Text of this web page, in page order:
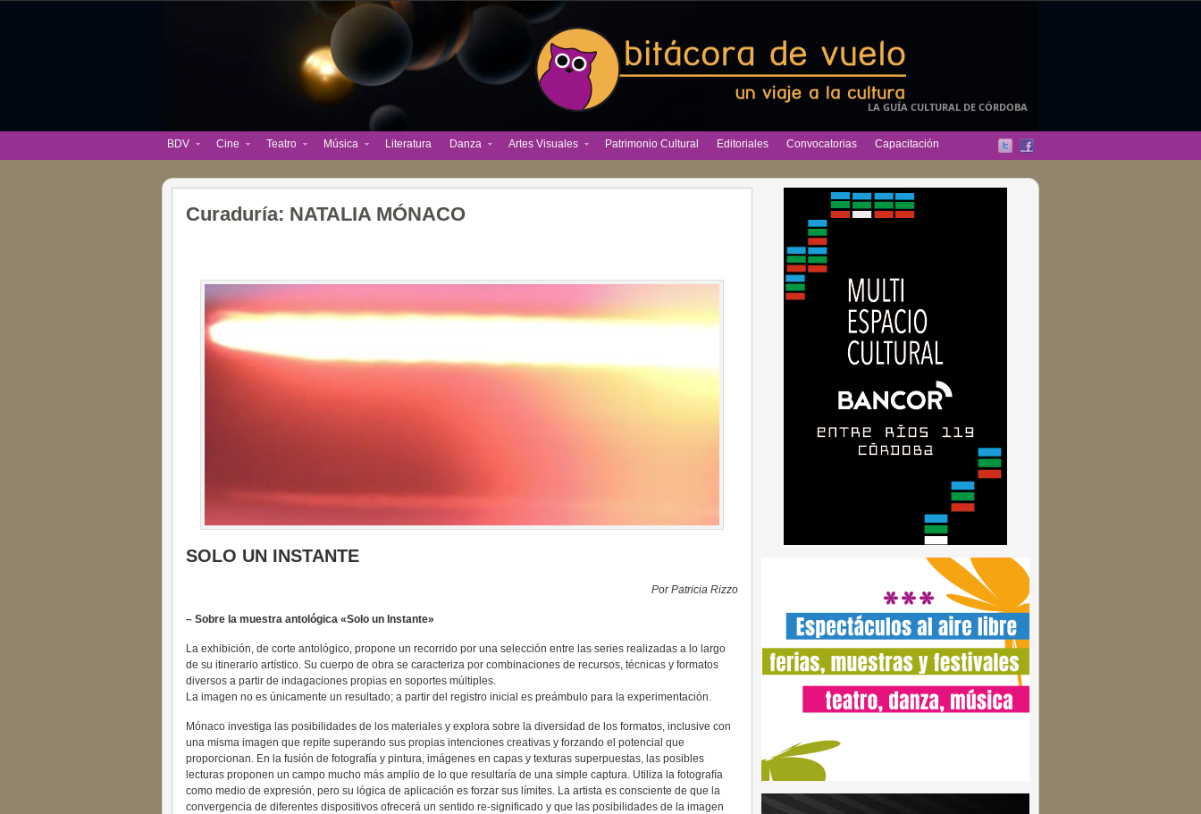
LA GUÍA CULTURAL DE CÓRDOBA
BDV Cine Teatro Música Literatura Danza Artes Visuales Patrimonio Cultural Editoriales Convocatorias Capacitación
Curaduría: NATALIA MÓNACO
SOLO UN INSTANTE
Por Patricia Rizzo
– Sobre la muestra antológica «Solo un Instante»
La exhibición, de corte antológico, propone un recorrido por una selección entre las series realizadas a lo largo
de su itinerario artístico. Su cuerpo de obra se caracteriza por combinaciones de recursos, técnicas y formatos
diversos a partir de indagaciones propias en soportes múltiples.
La imagen no es únicamente un resultado; a partir del registro inicial es preámbulo para la experimentación.
Mónaco investiga las posibilidades de los materiales y explora sobre la diversidad de los formatos, inclusive con
una misma imagen que repite superando sus propias intenciones creativas y forzando el potencial que
proporcionan. En la fusión de fotografía y pintura, imágenes en capas y texturas superpuestas, las posibles
lecturas proponen un campo mucho más amplio de lo que resultaría de una simple captura. Utiliza la fotografía
como medio de expresión, pero su lógica de aplicación es forzar sus límites. La artista es consciente de que la
convergencia de diferentes dispositivos ofrecerá un sentido re-significado y que las posibilidades de la imagen